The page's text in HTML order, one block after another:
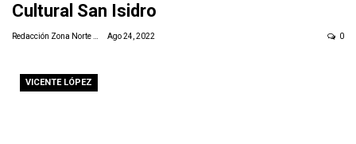
Cultural San Isidro
Ago 24, 2022 0
VICENTE LÓPEZ